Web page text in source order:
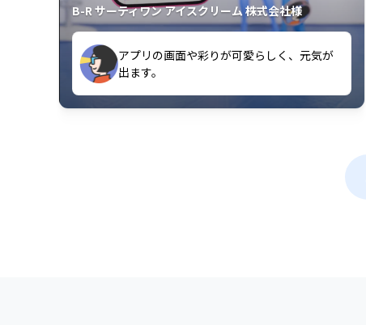
B-R サーティワン アイスクリーム 株式会社様
アプリの画面や彩りが可愛らしく、元気が
出ます。
クラスごとに特典があるようなので使うの
が楽しいです。